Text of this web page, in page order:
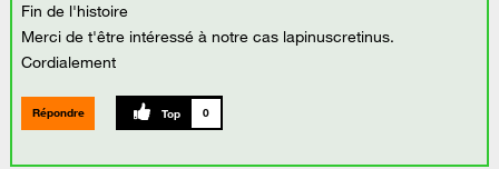
Fin de l'histoire
Merci de t'être intéressé à notre cas lapinuscretinus.
Cordialement
Répondre 0